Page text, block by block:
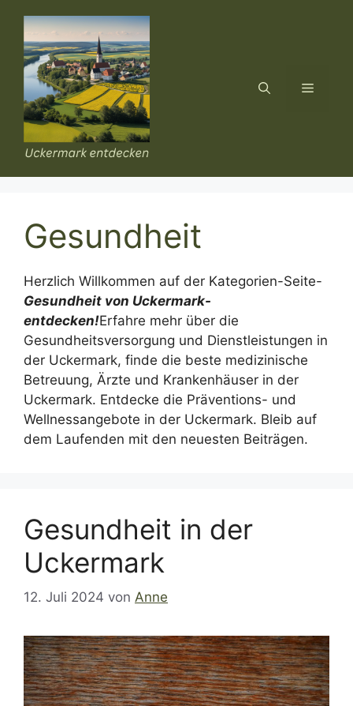
Inhalt
springen
Menü
Gesundheit
Herzlich Willkommen auf der Kategorien-Seite-
Gesundheit von Uckermark-
entdecken!Erfahre mehr über die
Gesundheitsversorgung und Dienstleistungen in
der Uckermark, finde die beste medizinische
Betreuung, Ärzte und Krankenhäuser in der
Uckermark. Entdecke die Präventions- und
Wellnessangebote in der Uckermark. Bleib auf
dem Laufenden mit den neuesten Beiträgen.
Gesundheit in der
Uckermark
12. Juli 2024 von Anne